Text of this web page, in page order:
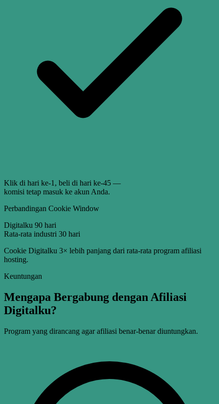
Klik di hari ke-1, beli di hari ke-45 —
komisi tetap masuk ke akun Anda.
Perbandingan Cookie Window
Digitalku 90 hari
Rata-rata industri 30 hari
Cookie Digitalku 3× lebih panjang dari rata-rata program afiliasi
hosting.
Keuntungan
Mengapa Bergabung dengan Afiliasi
Digitalku?
Program yang dirancang agar afiliasi benar-benar diuntungkan.